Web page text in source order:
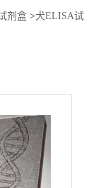
剂盒 >犬ELISA试
检测试剂盒